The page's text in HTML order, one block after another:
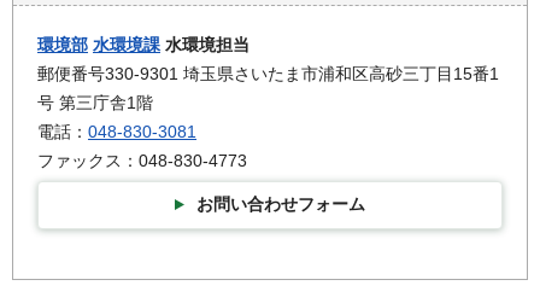
環境部 水環境課 水環境担当
郵便番号330-9301 埼玉県さいたま市浦和区高砂三丁目15番1
号 第三庁舎1階
電話： 048-830-3081
ファックス：048-830-4773
お問い合わせフォーム